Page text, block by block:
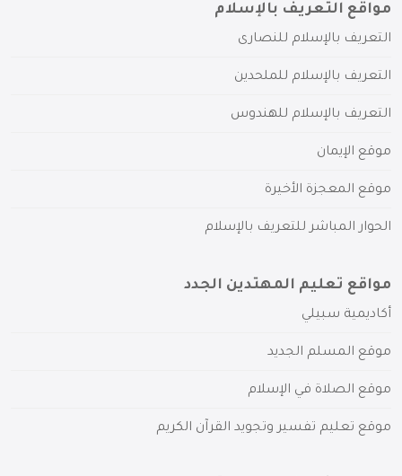
مواقع التعريف بالإسلام
التعريف بالإسلام للنصارى
التعريف بالإسلام للملحدين
التعريف بالإسلام للهندوس
موقع الإيمان
موقع المعجزة الأخيرة
الحوار المباشر للتعريف بالإسلام
مواقع تعليم المهتدين الجدد
أكاديمية سبيلي
موقع المسلم الجديد
موقع الصلاة في الإسلام
موقع تعليم تفسير وتجويد القرآن الكريم